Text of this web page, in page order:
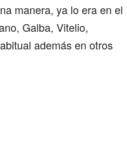
manera, ya lo era en el
Galba, Vitelio,
además en otros